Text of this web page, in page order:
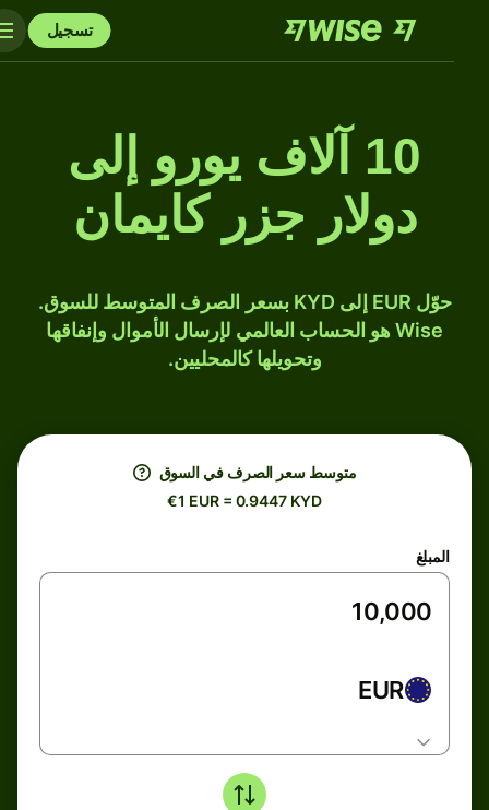
تسجيل
10 آلاف يورو إلى
دولار جزر كايمان
حوّل EUR إلى KYD بسعر الصرف المتوسط للسوق.
Wise هو الحساب العالمي لإرسال الأموال وإنفاقها
وتحويلها كالمحليين.
متوسط ​​سعر الصرف في السوق
€1 EUR = 0.9447 KYD
المبلغ
EUR